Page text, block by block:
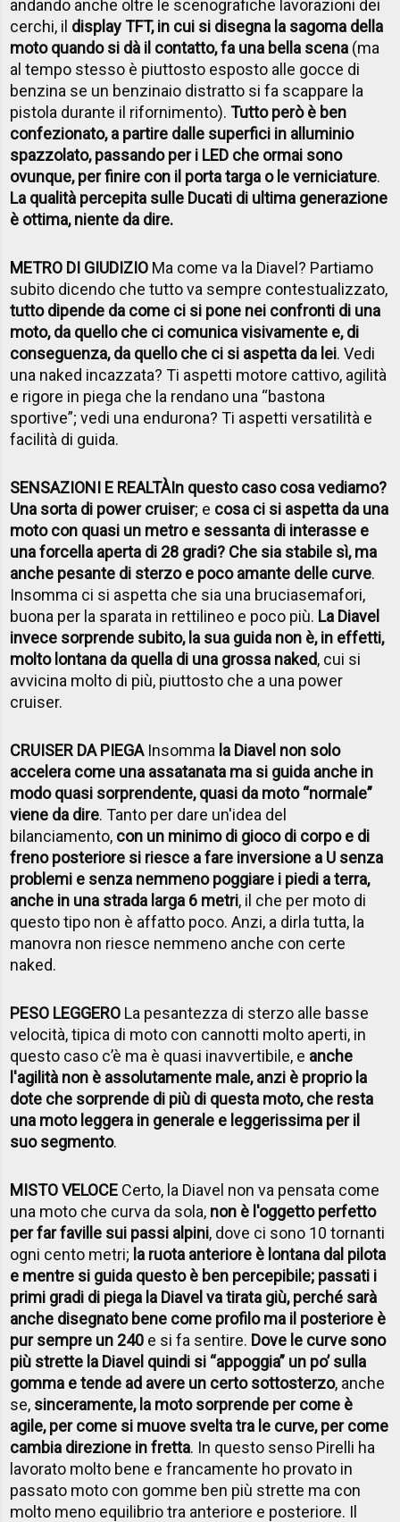
andando anche oltre le scenografiche lavorazioni dei
cerchi, il display TFT, in cui si disegna la sagoma della
moto quando si dà il contatto, fa una bella scena (ma
al tempo stesso è piuttosto esposto alle gocce di
benzina se un benzinaio distratto si fa scappare la
pistola durante il rifornimento).Tutto però è ben
confezionato, a partire dalle superfici in alluminio
spazzolato, passando per i LED che ormai sono
ovunque, per finire con il porta targa o le verniciature.
La qualità percepita sulle Ducati di ultima generazione
è ottima, niente da dire.
METRO DI GIUDIZIO Ma come va la Diavel? Partiamo
subito dicendo che tutto va sempre contestualizzato,
tutto dipende da come ci si pone nei confronti di una
moto, da quello che ci comunica visivamente e, di
conseguenza, da quello che ci si aspetta da lei. Vedi
una naked incazzata? Ti aspetti motore cattivo, agilità
e rigore in piega che la rendano una “bastona
sportive”; vedi una endurona? Ti aspetti versatilità e
facilità di guida.
SENSAZIONI E REALTÀIn questo caso cosa vediamo?
Una sorta di power cruiser; e cosa ci si aspetta da una
moto con quasi un metro e sessanta di interasse e
una forcella aperta di 28 gradi? Che sia stabile sì, ma
anche pesante di sterzo e poco amante delle curve.
Insomma ci si aspetta che sia una bruciasemafori,
buona per la sparata in rettilineo e poco più. La Diavel
invece sorprende subito, la sua guida non è, in effetti,
molto lontana da quella di una grossa naked, cui si
avvicina molto di più, piuttosto che a una power
cruiser.
CRUISER DA PIEGAInsomma la Diavel non solo
accelera come una assatanata ma si guida anche in
modo quasi sorprendente, quasi da moto “normale”
viene da dire. Tanto per dare un'idea del
bilanciamento, con un minimo di gioco di corpo e di
freno posteriore si riesce a fare inversione a U senza
problemi e senza nemmeno poggiare i piedi a terra,
anche in una strada larga 6 metri, il che per moto di
questo tipo non è affatto poco. Anzi, a dirla tutta, la
manovra non riesce nemmeno anche con certe
naked.
PESO LEGGERO La pesantezza di sterzo alle basse
velocità, tipica di moto con cannotti molto aperti, in
questo caso c’è ma è quasi inavvertibile, e anche
l'agilità non è assolutamente male, anzi è proprio la
dote che sorprende di più di questa moto, che resta
una moto leggera in generale e leggerissima per il
suo segmento.
MISTO VELOCE Certo, la Diavel non va pensata come
una moto che curva da sola, non è l'oggetto perfetto
per far faville sui passi alpini, dove ci sono 10 tornanti
ogni cento metri; la ruota anteriore è lontana dal pilota
e mentre si guida questo è ben percepibile; passati i
primi gradi di piega la Diavel va tirata giù, perché sarà
anche disegnato bene come profilo ma il posteriore è
pur sempre un 240 e si fa sentire. Dove le curve sono
più strette la Diavel quindi si “appoggia” un po’ sulla
gomma e tende ad avere un certo sottosterzo, anche
se, sinceramente, la moto sorprende per come è
agile, per come si muove svelta tra le curve, per come
cambia direzione in fretta. In questo senso Pirelli ha
lavorato molto bene e francamente ho provato in
passato moto con gomme ben più strette ma con
molto meno equilibrio tra anteriore e posteriore. Il